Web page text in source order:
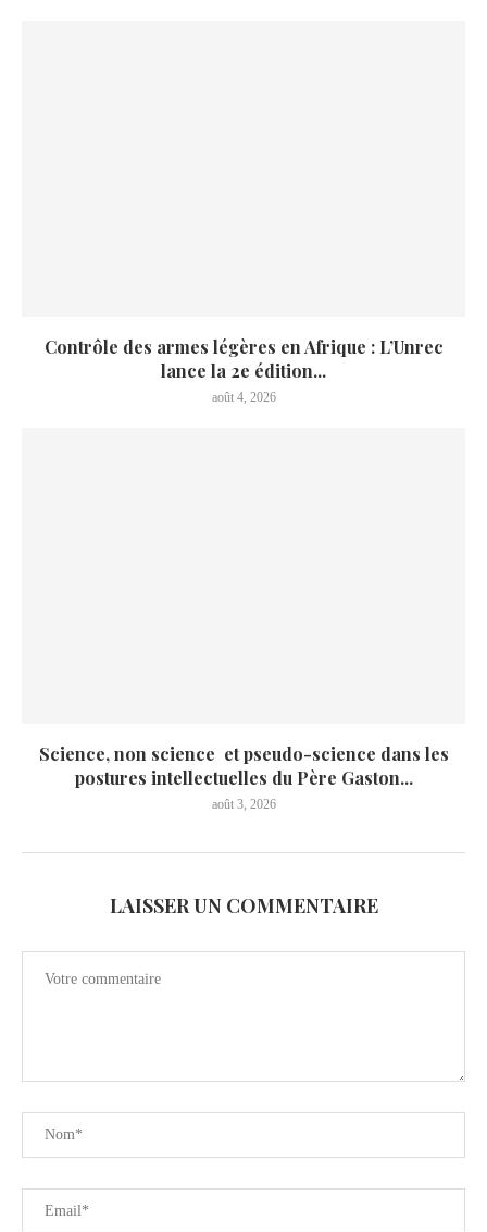
Contrôle des armes légères en Afrique : L’Unrec
lance la 2e édition...
août 4, 2026
Science, non science et pseudo-science dans les
postures intellectuelles du Père Gaston...
août 3, 2026
LAISSER UN COMMENTAIRE